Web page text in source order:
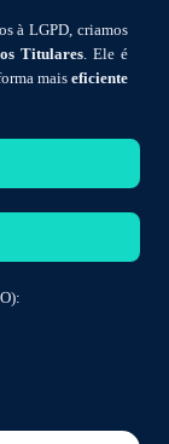
à LGPD, criamos
Titulares. Ele é
mais eficiente